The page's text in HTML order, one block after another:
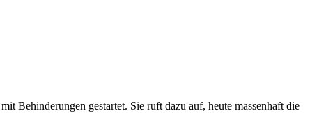
Behinderungen gestartet. Sie ruft dazu auf, heute massenhaft die